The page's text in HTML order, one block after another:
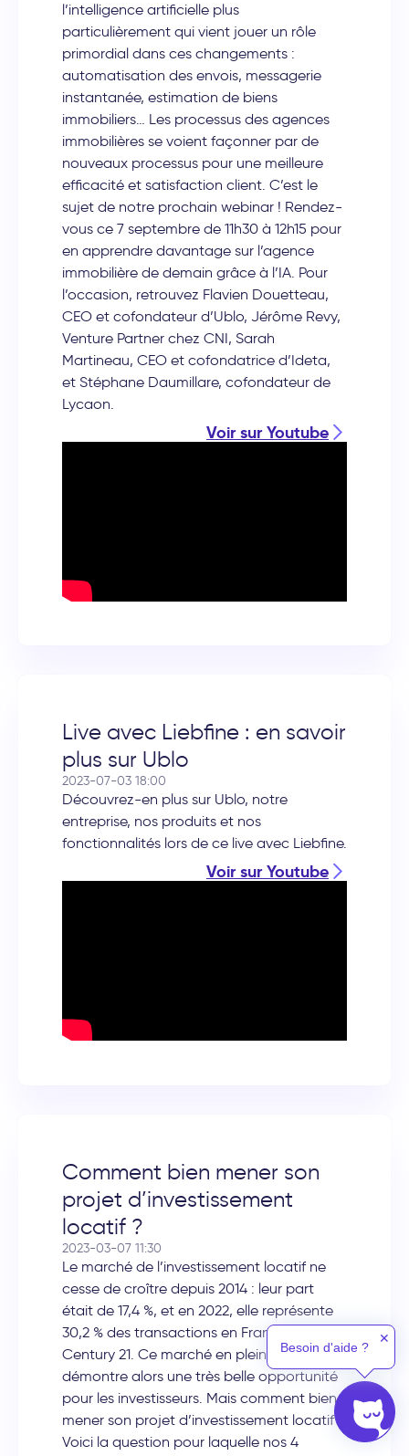
l’intelligence artificielle plus
particulièrement qui vient jouer un rôle
primordial dans ces changements :
automatisation des envois, messagerie
instantanée, estimation de biens
immobiliers… Les processus des agences
immobilières se voient façonner par de
nouveaux processus pour une meilleure
efficacité et satisfaction client. C’est le
sujet de notre prochain webinar ! Rendez-
vous ce 7 septembre de 11h30 à 12h15 pour
en apprendre davantage sur l’agence
immobilière de demain grâce à l’IA. Pour
l’occasion, retrouvez Flavien Douetteau,
CEO et cofondateur d’Ublo, Jérôme Revy,
Venture Partner chez CNI, Sarah
Martineau, CEO et cofondatrice d’Ideta,
et Stéphane Daumillare, cofondateur de
Lycaon.
Voir sur Youtube
Live avec Liebfine : en savoir
plus sur Ublo
2023-07-03 18:00
Découvrez-en plus sur Ublo, notre
entreprise, nos produits et nos
fonctionnalités lors de ce live avec Liebfine.
Voir sur Youtube
Comment bien mener son
projet d’investissement
locatif ?
2023-03-07 11:30
Le marché de l’investissement locatif ne
cesse de croître depuis 2014 : leur part
était de 17,4 %, et en 2022, elle représente
30,2 % des transactions en France, selon
Century 21. Ce marché en plein essor,
démontre alors une très belle opportunité
pour les investisseurs. Mais comment bien
mener son projet d’investissement locatif ?
Voici la question pour laquelle nos 4
Besoin d'aide ?
✕